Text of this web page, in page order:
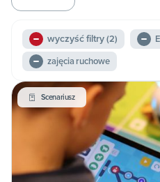
wyczyść filtry(2)
zajęcia ruchowe
Scenariusz